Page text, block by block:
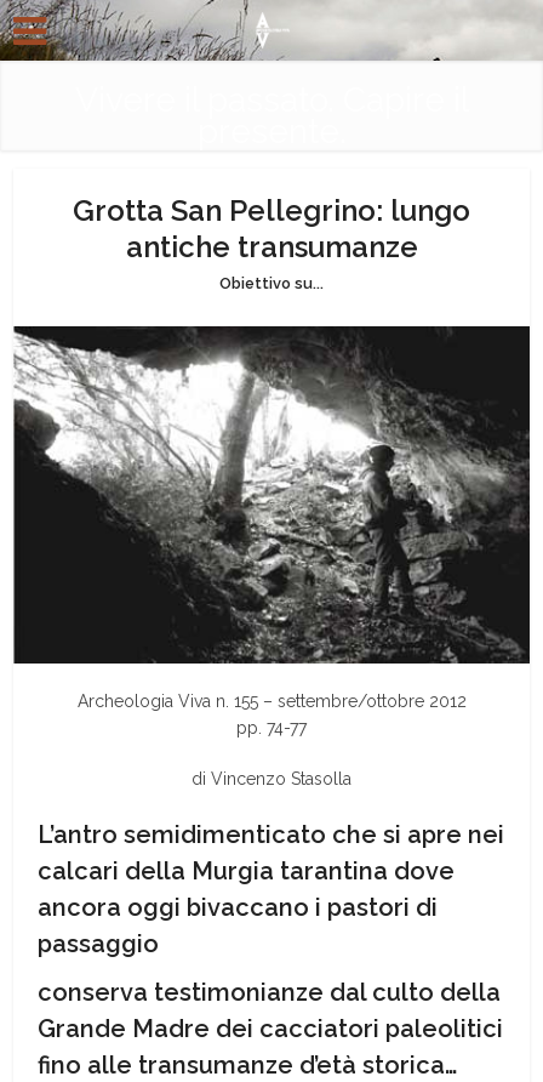
Grotta San Pellegrino: lungo
antiche transumanze
Obiettivo su...
Archeologia Viva n. 155 – settembre/ottobre 2012
pp. 74-77
di Vincenzo Stasolla
L’antro semidimenticato che si apre nei
calcari della Murgia tarantina dove
ancora oggi bivaccano i pastori di
passaggio
conserva testimonianze dal culto della
Grande Madre dei cacciatori paleolitici
fino alle transumanze d’età storica…